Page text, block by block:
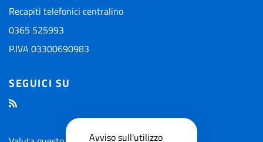
Recapiti telefonici centralino
0365 525993
P.IVA 03300690983
SEGUICI SU
Avviso sull'utilizzo